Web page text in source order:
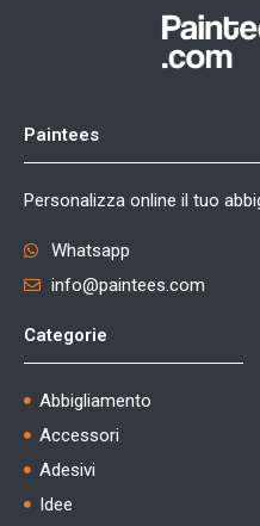
Paintees
Personalizza online il tuo
Whatsapp
info@paintees.com
Categorie
Abbigliamento
Accessori
Adesivi
Idee